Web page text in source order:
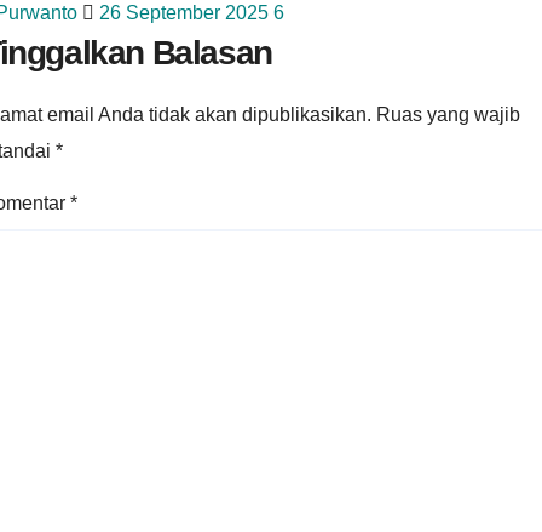
26 September 2025 6
Balasan
email Anda tidak akan dipublikasikan. Ruas yang wajib
*
*